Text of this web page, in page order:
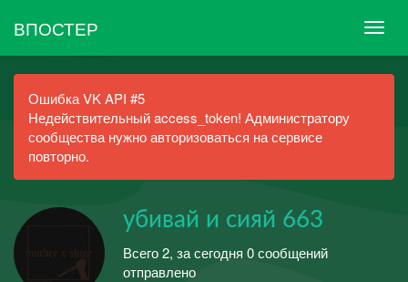
ВПОСТЕР
Ошибка VK API #5
Недействительный access_token! Администратору
сообщества нужно авторизоваться на сервисе
повторно.
убивай и сияй 663
Всего 2, за сегодня 0 сообщений
отправлено